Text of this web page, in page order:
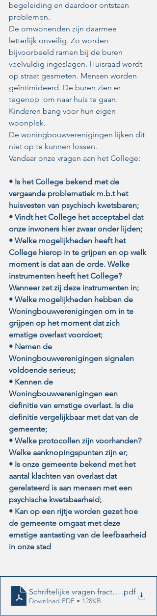
begeleiding en daardoor ontstaan
problemen.
De omwonenden zijn daarmee
letterlijk onveilig. Zo worden
bijvoorbeeld ramen bij de buren
veelvuldig ingeslagen. Huisraad wordt
op straat gesmeten. Mensen worden
geïntimideerd. De buren zien er
tegenop  om naar huis te gaan.
Kinderen bang voor hun eigen
woonplek.
De woningbouwverenigingen lijken dit
niet op te kunnen lossen.
Vandaar onze vragen aan het College:
• Is het College bekend met de
vergaande problematiek m.b.t het
huisvesten van psychisch kwetsbaren;
• Vindt het College het acceptabel dat
onze inwoners hier zwaar onder lijden;
• Welke mogelijkheden heeft het
College hierop in te grijpen en op welk
moment is dat aan de orde. Welke
instrumenten heeft het College?
Wanneer zet zij deze instrumenten in;
• Welke mogelijkheden hebben de
Woningbouwverenigingen om in te
grijpen op het moment dat zich
ernstige overlast voordoet;
• Nemen de
Woningbouwverenigingen signalen
voldoende serieus;
• Kennen de
Woningbouwverenigingen een
definitie van ernstige overlast. Is die
definitie vergelijkbaar met dat van de
gemeente;
• Welke protocollen zijn voorhanden?
Welke aanknopingspunten zijn er;
• Is onze gemeente bekend met het
aantal klachten van overlast dat
gerelateerd is aan mensen met een
psychische kwetsbaarheid;
• Kan op een rijtje worden gezet hoe
de gemeente omgaat met deze
ernstige aantasting van de leefbaarheid
in onze stad
Schriftelijke vragen fractie .pdf
Download PDF • 128KB